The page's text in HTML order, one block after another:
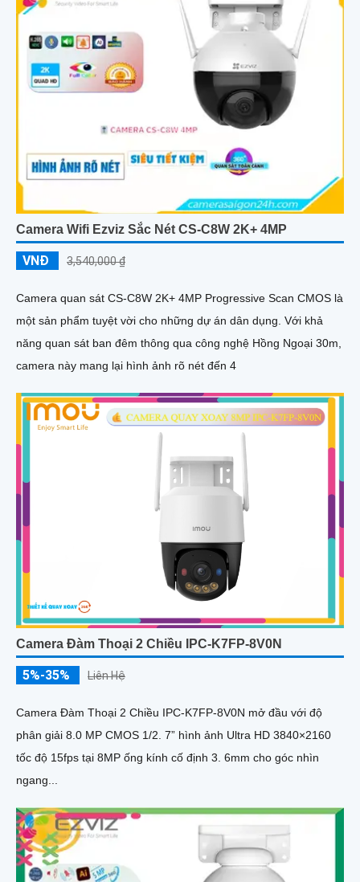
Camera Wifi Ezviz Sắc Nét CS-C8W 2K+ 4MP
VNĐ 3,540,000 ₫
Camera quan sát CS-C8W 2K+ 4MP Progressive Scan CMOS là
một sản phẩm tuyệt vời cho những dự án dân dụng. Với khả
năng quan sát ban đêm thông qua công nghệ Hồng Ngoại 30m,
camera này mang lại hình ảnh rõ nét đến 4
Camera Đàm Thoại 2 Chiều IPC-K7FP-8V0N
5%-35% Liên Hệ
Camera Đàm Thoại 2 Chiều IPC-K7FP-8V0N mở đầu với độ
phân giải 8.0 MP CMOS 1/2. 7” hình ảnh Ultra HD 3840×2160
tốc độ 15fps tại 8MP ống kính cố định 3. 6mm cho góc nhìn
ngang...